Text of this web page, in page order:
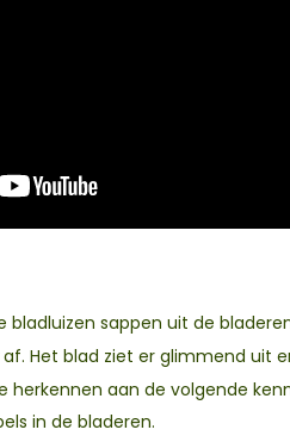
sappen uit de
Het blad ziet er glimmend uit
herkennen aan de volgende
in de bladeren.